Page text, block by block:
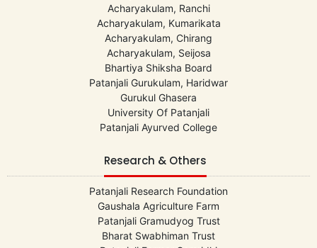
Acharyakulam, Ranchi
Acharyakulam, Kumarikata
Acharyakulam, Chirang
Acharyakulam, Seijosa
Bhartiya Shiksha Board
Patanjali Gurukulam, Haridwar
Gurukul Ghasera
University Of Patanjali
Patanjali Ayurved College
Research & Others
Patanjali Research Foundation
Gaushala Agriculture Farm
Patanjali Gramudyog Trust
Bharat Swabhiman Trust